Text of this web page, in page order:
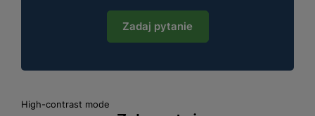
Zadaj pytanie
High-contrast mode